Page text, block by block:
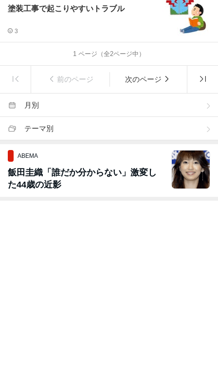
塗装工事で起こりやすいトラブル
3
1 ページ（全2ページ中）
前のページ 次のページ
月別
テーマ別
ABEMA
飯田圭織「誰だか分からない」激変し
た44歳の近影